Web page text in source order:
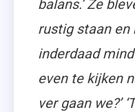
balans.’ Ze
rustig staan en
inderdaad
even te kijken
ver gaan we?’